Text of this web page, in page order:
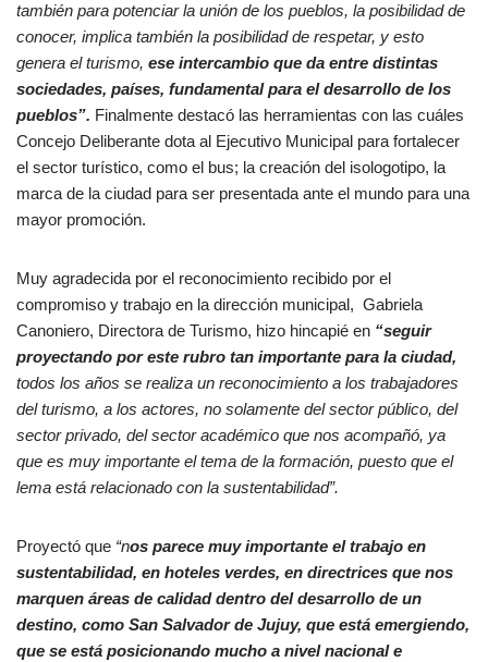
también para potenciar la unión de los pueblos, la posibilidad de
conocer, implica también la posibilidad de respetar, y esto
genera el turismo, ese intercambio que da entre distintas
sociedades, países, fundamental para el desarrollo de los
pueblos”. Finalmente destacó las herramientas con las cuáles
Concejo Deliberante dota al Ejecutivo Municipal para fortalecer
el sector turístico, como el bus; la creación del isologotipo, la
marca de la ciudad para ser presentada ante el mundo para una
mayor promoción.
Muy agradecida por el reconocimiento recibido por el
compromiso y trabajo en la dirección municipal, Gabriela
Canoniero, Directora de Turismo, hizo hincapié en “seguir
proyectando por este rubro tan importante para la ciudad,
todos los años se realiza un reconocimiento a los trabajadores
del turismo, a los actores, no solamente del sector público, del
sector privado, del sector académico que nos acompañó, ya
que es muy importante el tema de la formación, puesto que el
lema está relacionado con la sustentabilidad”.
Proyectó que “nos parece muy importante el trabajo en
sustentabilidad, en hoteles verdes, en directrices que nos
marquen áreas de calidad dentro del desarrollo de un
destino, como San Salvador de Jujuy, que está emergiendo,
que se está posicionando mucho a nivel nacional e